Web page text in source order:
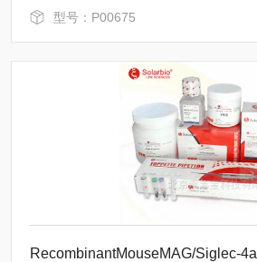
型号：P00675
RecombinantMouseMAG/Siglec-4a